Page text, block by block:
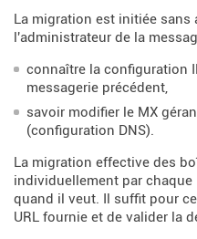
La migration est initiée sans
l'administrateur de la
connaître la configuration
messagerie précédent,
savoir modifier le MX
(configuration DNS).
La migration effective des
individuellement par
quand il veut. Il suffit pour
URL fournie et de valider la